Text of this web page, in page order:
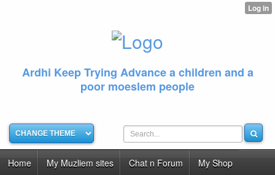
Ardhi Keep Trying Advance a children and a
poor moeslem people
Home My Muzliem sites Chat n Forum My Shop